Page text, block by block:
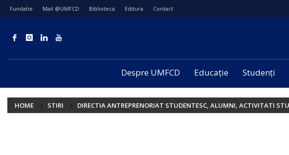
Fundatie Mail @UMFCD Biblioteca Editura Contact
Despre UMFCD Educație Studenți
HOME STIRI DIRECTIA ANTREPRENORIAT STUDENTESC, ALUMNI, ACTIVITATI